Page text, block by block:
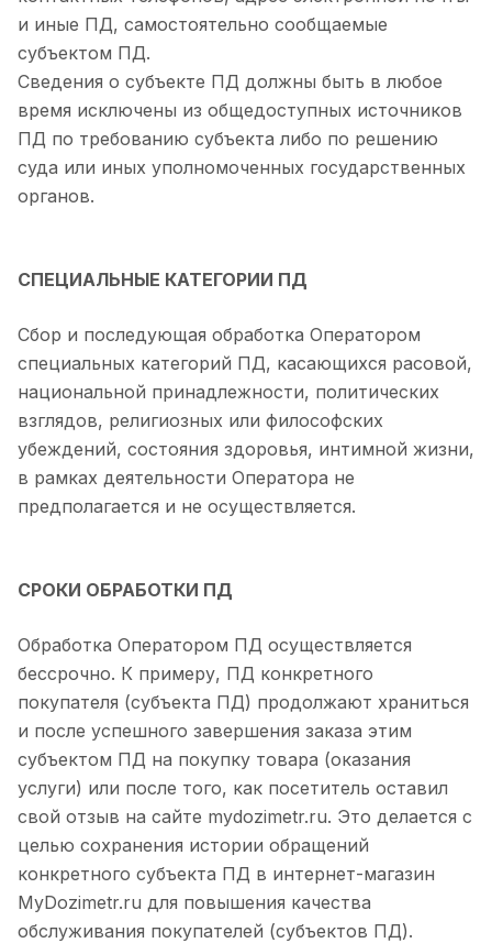
и иные ПД, самостоятельно сообщаемые
субъектом ПД.
Сведения о субъекте ПД должны быть в любое
время исключены из общедоступных источников
ПД по требованию субъекта либо по решению
суда или иных уполномоченных государственных
органов.
СПЕЦИАЛЬНЫЕ КАТЕГОРИИ ПД
Сбор и последующая обработка Оператором
специальных категорий ПД, касающихся расовой,
национальной принадлежности, политических
взглядов, религиозных или философских
убеждений, состояния здоровья, интимной жизни,
в рамках деятельности Оператора не
предполагается и не осуществляется.
СРОКИ ОБРАБОТКИ ПД
Обработка Оператором ПД осуществляется
бессрочно. К примеру, ПД конкретного
покупателя (субъекта ПД) продолжают храниться
и после успешного завершения заказа этим
субъектом ПД на покупку товара (оказания
услуги) или после того, как посетитель оставил
свой отзыв на сайте mydozimetr.ru. Это делается с
целью сохранения истории обращений
конкретного субъекта ПД в интернет-магазин
MyDozimetr.ru для повышения качества
обслуживания покупателей (субъектов ПД).